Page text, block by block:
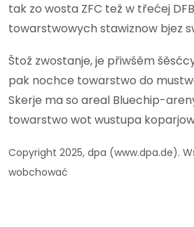
tak zo wosta ZFC tež w třećej
towarstwowych stawiznow bjez
Štož zwostanje, je přiwšěm
pak nochce towarstwo do
Skerje ma so areal Bluechip-
towarstwo wot wustupa
Copyright 2025, dpa (www.dpa.de).
wobchować